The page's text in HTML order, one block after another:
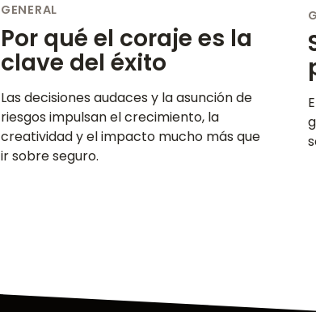
GENERAL
Por qué el coraje es la
clave del éxito
Las decisiones audaces y la asunción de
riesgos impulsan el crecimiento, la
creatividad y el impacto mucho más que
ir sobre seguro.